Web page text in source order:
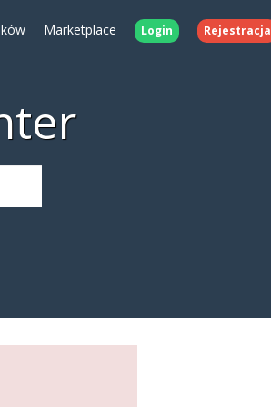
Marketplace Login Rejestracja